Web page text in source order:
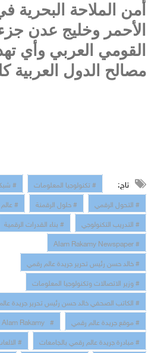
أمن الملاحة البحرية
الأحمر وخليج عدن
القومي العربي وأي
مصالح الدول العربية
تاج: # تكنولوجيا المعلومات
#
# التحول الرقمي
# حلول الرقمنة
# عالم
# التدريب التكنولوجي
# بناء القدرات الرقمية
# Alam Rakamy Newspaper
# خالد حسن رئيس تحرير جريدة عالم رقمي
# وزير الاتصالات وتكنولوجيا المعلومات
# الكاتب الصحفي خالد حسن رئيس تحرير جريدة عالم
# موقع جريدة عالم رقمي
# Alam Rakamy
# مبادرة جريدة عالم رقمي بالجامعات
#